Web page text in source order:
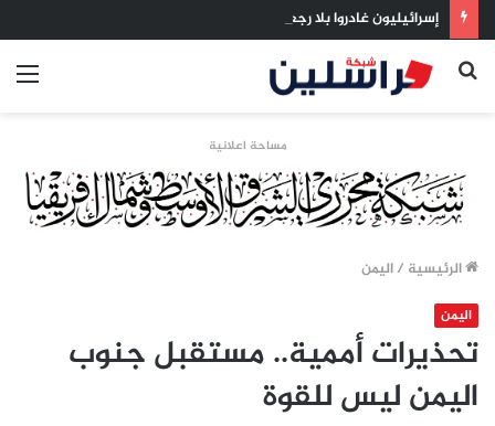
إسرائيليون غادروا بلا رجعة: اخترنا الهجرة لنعيش بلا خوف
بحث
مساحة اعلانية
الرئيسية /اليمن
اليمن
تحذيرات أممية.. مستقبل جنوب
اليمن ليس للقوة